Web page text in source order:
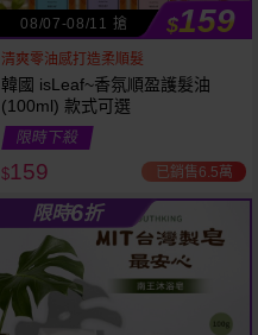
08/07-08/11 搶 $159
清爽零油感打造柔順髮
韓國 isLeaf~香氛順盈護髮油
(100ml) 款式可選
限時下殺
$159 已銷售6.5萬
限時6折